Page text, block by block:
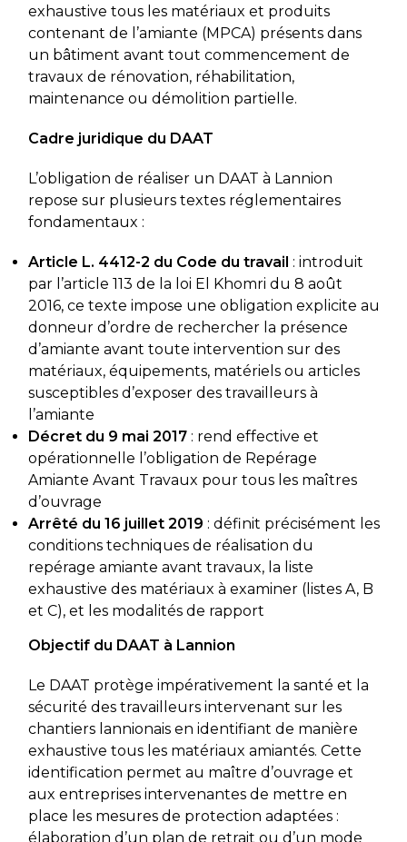
exhaustive tous les matériaux et produits
contenant de l’amiante (MPCA) présents dans
un bâtiment avant tout commencement de
travaux de rénovation, réhabilitation,
maintenance ou démolition partielle.
Cadre juridique du DAAT
L’obligation de réaliser un DAAT à Lannion
repose sur plusieurs textes réglementaires
fondamentaux :
Article L. 4412-2 du Code du travail : introduit
par l’article 113 de la loi El Khomri du 8 août
2016, ce texte impose une obligation explicite au
donneur d’ordre de rechercher la présence
d’amiante avant toute intervention sur des
matériaux, équipements, matériels ou articles
susceptibles d’exposer des travailleurs à
l’amiante
Décret du 9 mai 2017: rend effective et
opérationnelle l’obligation de Repérage
Amiante Avant Travaux pour tous les maîtres
d’ouvrage
Arrêté du 16 juillet 2019 : définit précisément les
conditions techniques de réalisation du
repérage amiante avant travaux, la liste
exhaustive des matériaux à examiner (listes A, B
et C), et les modalités de rapport
Objectif du DAAT à Lannion
Le DAAT protège impérativement la santé et la
sécurité des travailleurs intervenant sur les
chantiers lannionais en identifiant de manière
exhaustive tous les matériaux amiantés. Cette
identification permet au maître d’ouvrage et
aux entreprises intervenantes de mettre en
place les mesures de protection adaptées :
élaboration d’un plan de retrait ou d’un mode